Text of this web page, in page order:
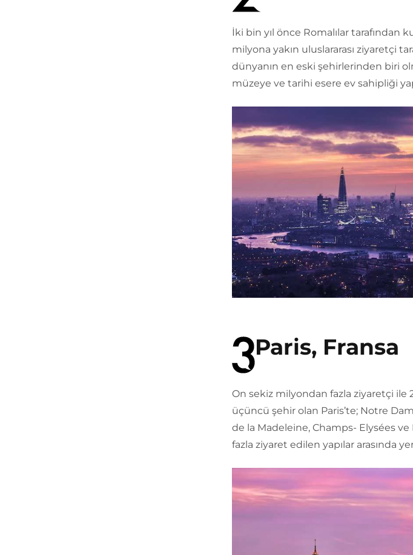
İki bin yıl önce Romalılar tarafından
milyona yakın uluslararası ziyaretçi
dünyanın en eski şehirlerinden biri
müzeye ve tarihi esere ev sahipliği
Paris, Fransa
On sekiz milyondan fazla ziyaretçi ile
üçüncü şehir olan Paris’te; Notre
de la Madeleine, Champs- Elysées
fazla ziyaret edilen yapılar arasında